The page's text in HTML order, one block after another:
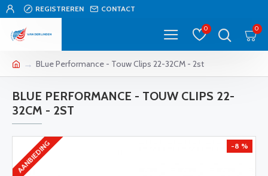
REGISTREREN CONTACT
0 0
BLue Performance - Touw Clips 22-32CM - 2st
BLUE PERFORMANCE - TOUW CLIPS 22-
32CM - 2ST
AANBIEDING -8 %